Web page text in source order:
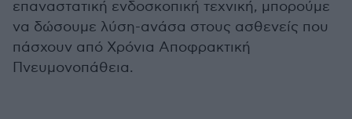
επαναστατική ενδοσκοπική τεχνική, μπορούμε
να δώσουμε λύση-ανάσα στους ασθενείς που
πάσχουν από Χρόνια Αποφρακτική
Πνευμονοπάθεια.